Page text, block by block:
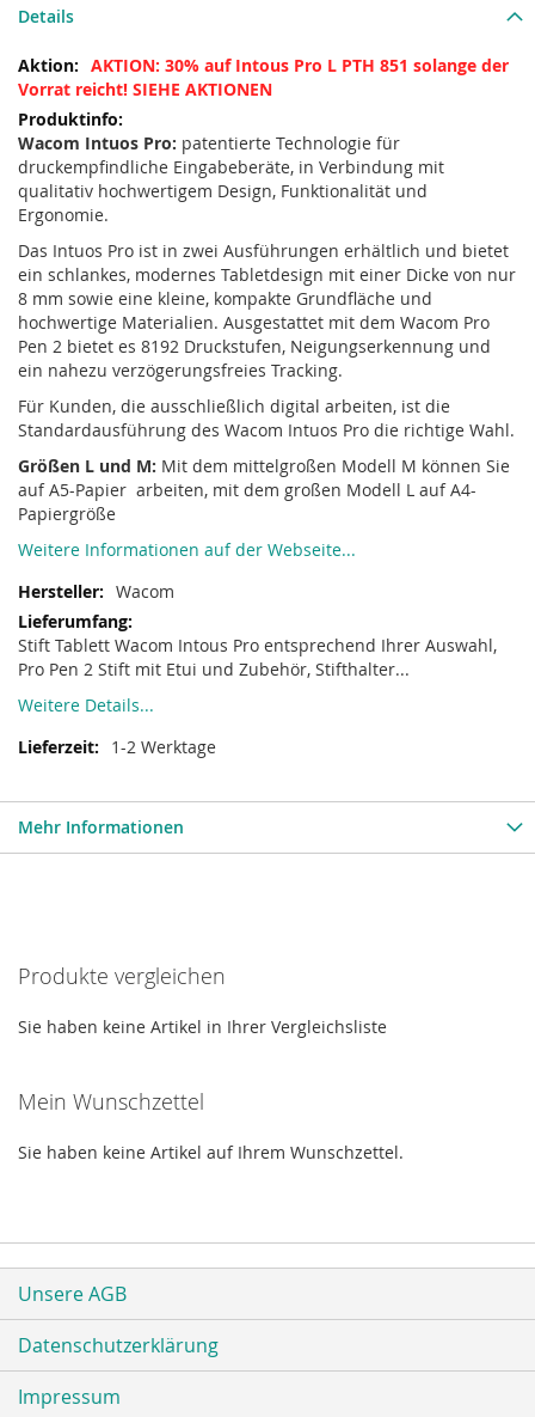
Details
Mehr
Informationen
AKTION: 30% auf Intous Pro L PTH 851 solange der
Vorrat reicht! SIEHE AKTIONEN
Wacom Intuos Pro: patentierte Technologie für
druckempfindliche Eingabeberäte, in Verbindung mit
qualitativ hochwertigem Design, Funktionalität und
Ergonomie.
Das Intuos Pro ist in zwei Ausführungen erhältlich und bietet
ein schlankes, modernes Tabletdesign mit einer Dicke von nur
8 mm sowie eine kleine, kompakte Grundfläche und
hochwertige Materialien. Ausgestattet mit dem Wacom Pro
Pen 2 bietet es 8192 Druckstufen, Neigungserkennung und
ein nahezu verzögerungsfreies Tracking.
Für Kunden, die ausschließlich digital arbeiten, ist die
Standardausführung des Wacom Intuos Pro die richtige Wahl.
Größen L und M: Mit dem mittelgroßen Modell M können Sie
auf A5-Papier arbeiten, mit dem großen Modell L auf A4-
Papiergröße
Weitere Informationen auf der Webseite...
Wacom
Stift Tablett Wacom Intous Pro entsprechend Ihrer Auswahl,
Pro Pen 2 Stift mit Etui und Zubehör, Stifthalter...
Weitere Details...
1-2 Werktage
Mehr Informationen
Produkte vergleichen
Sie haben keine Artikel in Ihrer Vergleichsliste
Mein Wunschzettel
Sie haben keine Artikel auf Ihrem Wunschzettel.
Unsere AGB
Datenschutzerklärung
Impressum